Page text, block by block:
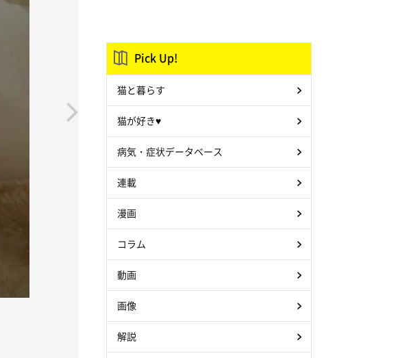
Pick Up!
猫と暮らす
猫が好き♥
病気・症状データベース
連載
漫画
コラム
動画
画像
解説